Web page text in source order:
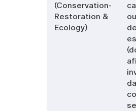
(Conservation-
Restoration &
Ecology)